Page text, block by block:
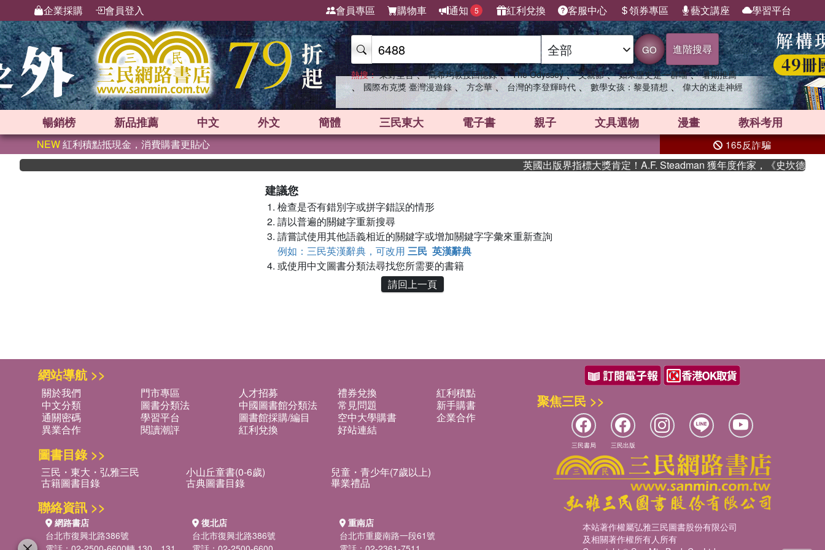
企業採購 會員登入 會員專區 購物車 通知 5 紅利兌換 客服中心 領券專區 藝文講座 學習平台
GO 進階搜尋
熱搜： 東野圭吾 、 高希均教授回憶錄 、 The Odyssey 、 父親節 、 如果歷史是一群喵 、 暑期推薦
、 國際布克獎 臺灣漫遊錄 、 方念華 、 台灣的李登輝時代 、 數學女孩：黎曼猜想 、 偉大的迷走神經
暢銷榜 新品推薦 中文 外文 簡體 三民東大 電子書 親子 文具選物 漫畫 教科考用
NEW紅利積點抵現金，消費購書更貼心 165反詐騙
英國出版界指標大獎肯定！A.F. Steadman 獲年度作家，《史坎德》系
建議您
檢查是否有錯別字或拼字錯誤的情形
請以普遍的關鍵字重新搜尋
請嘗試使用其他語義相近的關鍵字或增加關鍵字字彙來重新查詢
例如：三民英漢辭典，可改用 三民 英漢辭典
或使用中文圖書分類法尋找您所需要的書籍
請回上一頁
網站導航 >>
關於我們 門市專區 人才招募 禮券兌換
紅利積點
中文分類
圖書分類法 中國圖書館分類法 常見問題
新手購書
通關密碼
學習平台 圖書館採購/編目 空中大學購書
企業合作
異業合作
閱讀潮評 紅利兌換 好站連結
圖書目錄 >>
三民・東大・弘雅三民 小山丘童書(0-6歲) 兒童・青少年(7歲以上)
古籍圖書目錄 古典圖書目錄 畢業禮品
聯絡資訊 >>
網路書店
台北市復興北路386號
復北店
台北市復興北路386號
重南店
台北市重慶南路一段61號
聚焦三民 >>
三民書局 三民出版
本站著作權屬弘雅三民圖書股份有限公司
及相關著作權所有人所有